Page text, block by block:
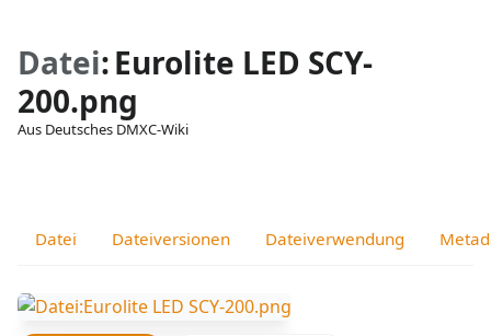
Datei:Eurolite LED SCY-
200.png
Aus Deutsches DMXC-Wiki
Datei Dateiversionen Dateiverwendung